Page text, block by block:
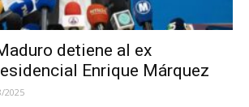
detiene al ex
Enrique Márquez
2025